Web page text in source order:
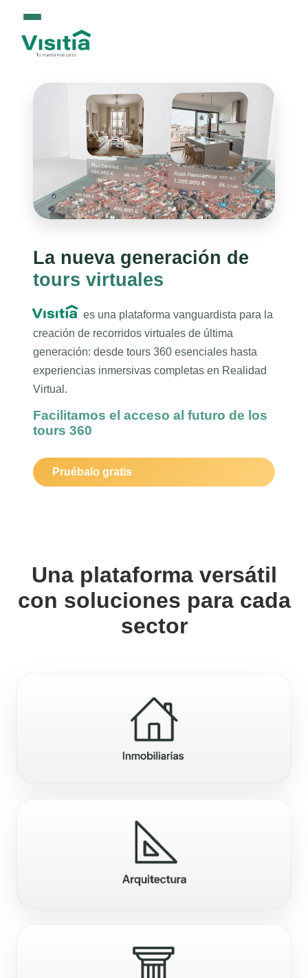
▼
La nueva generación de
tours virtuales
es una plataforma vanguardista para la
creación de recorridos virtuales de última
generación: desde tours 360 esenciales hasta
experiencias inmersivas completas en Realidad
Virtual.
Facilitamos el acceso al futuro de los
tours 360
Pruébalo gratis
Una plataforma versátil
con soluciones para cada
sector